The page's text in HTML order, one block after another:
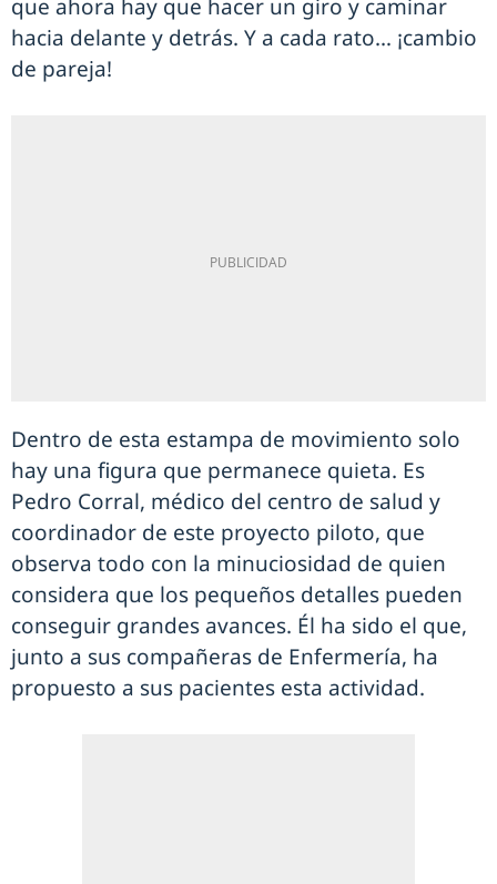
que ahora hay que hacer un giro y caminar
hacia delante y detrás. Y a cada rato… ¡cambio
de pareja!
Dentro de esta estampa de movimiento solo
hay una figura que permanece quieta. Es
Pedro Corral, médico del centro de salud y
coordinador de este proyecto piloto, que
observa todo con la minuciosidad de quien
considera que los pequeños detalles pueden
conseguir grandes avances. Él ha sido el que,
junto a sus compañeras de Enfermería, ha
propuesto a sus pacientes esta actividad.